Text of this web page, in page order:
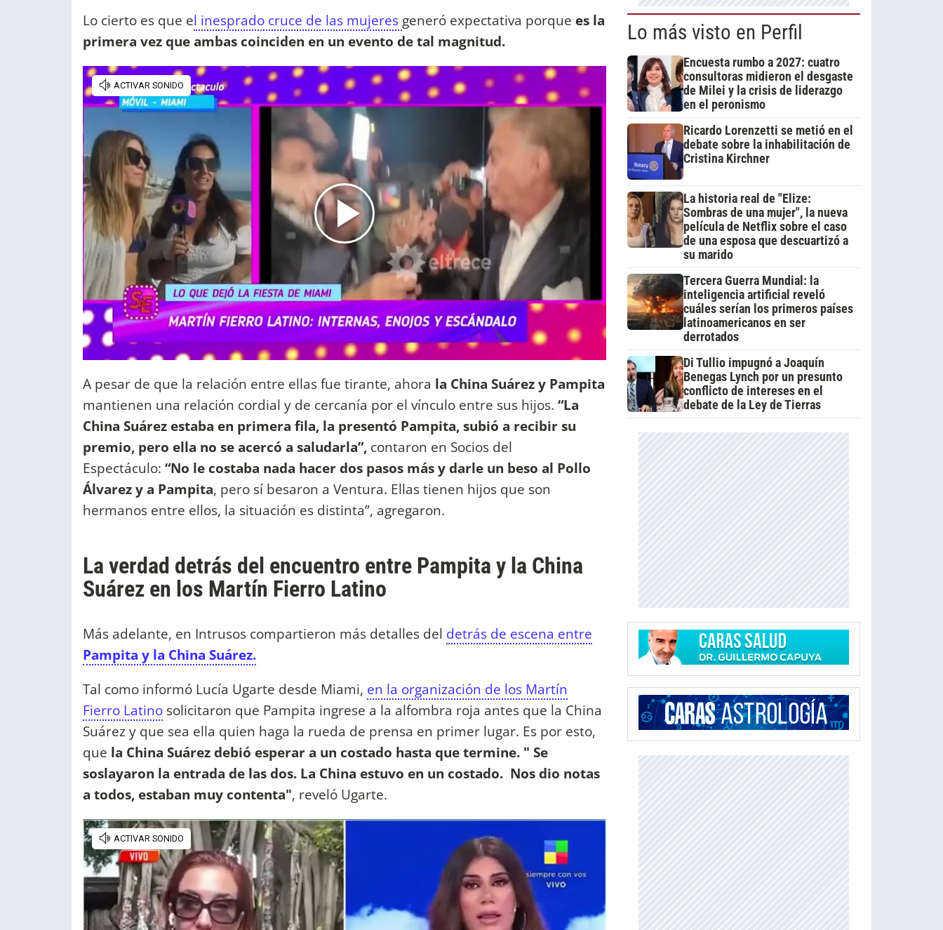
Lo cierto es que el inesprado cruce de las mujeres generó expectativa porque es la
primera vez que ambas coinciden en un evento de tal magnitud.
A pesar de que la relación entre ellas fue tirante, ahora la China Suárez y Pampita
mantienen una relación cordial y de cercanía por el vínculo entre sus hijos. “La
China Suárez estaba en primera fila, la presentó Pampita, subió a recibir su
premio, pero ella no se acercó a saludarla”, contaron en Socios del
Espectáculo: “No le costaba nada hacer dos pasos más y darle un beso al Pollo
Álvarez y a Pampita, pero sí besaron a Ventura. Ellas tienen hijos que son
hermanos entre ellos, la situación es distinta”, agregaron.
La verdad detrás del encuentro entre Pampita y la China
Suárez en los Martín Fierro Latino
Más adelante, en Intrusos compartieron más detalles del detrás de escena entre
Pampita y la China Suárez.
Tal como informó Lucía Ugarte desde Miami, en la organización de los Martín
Fierro Latino solicitaron que Pampita ingrese a la alfombra roja antes que la China
Suárez y que sea ella quien haga la rueda de prensa en primer lugar. Es por esto,
que la China Suárez debió esperar a un costado hasta que termine. " Se
soslayaron la entrada de las dos. La China estuvo en un costado. Nos dio notas
a todos, estaban muy contenta", reveló Ugarte.
Lo más visto en Perfil
Encuesta rumbo a 2027: cuatro
consultoras midieron el desgaste
de Milei y la crisis de liderazgo
en el peronismo
Ricardo Lorenzetti se metió en el
debate sobre la inhabilitación de
Cristina Kirchner
La historia real de "Elize:
Sombras de una mujer", la nueva
película de Netflix sobre el caso
de una esposa que descuartizó a
su marido
Tercera Guerra Mundial: la
inteligencia artificial reveló
cuáles serían los primeros países
latinoamericanos en ser
derrotados
Di Tullio impugnó a Joaquín
Benegas Lynch por un presunto
conflicto de intereses en el
debate de la Ley de Tierras